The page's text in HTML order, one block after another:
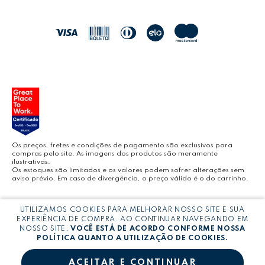
BLOG LEONORA
Os preços, fretes e condições de pagamento são exclusivos para
compras pelo site. As imagens dos produtos são meramente
ilustrativas.
Os estoques são limitados e os valores podem sofrer alterações sem
aviso prévio. Em caso de divergência, o preço válido é o do carrinho.
Copyright © LEONORA COMERCIO INTERNACIONAL LTDA - CNPJ:
03.064.692/0005-53
UTILIZAMOS COOKIES PARA MELHORAR NOSSO SITE E SUA
EXPERIÊNCIA DE COMPRA. AO CONTINUAR NAVEGANDO EM
NOSSO SITE,VOCÊ ESTÁ DE ACORDO CONFORME NOSSA
POLÍTICA QUANTO A UTILIZAÇÃO DE COOKIES.
ACEITAR E CONTINUAR